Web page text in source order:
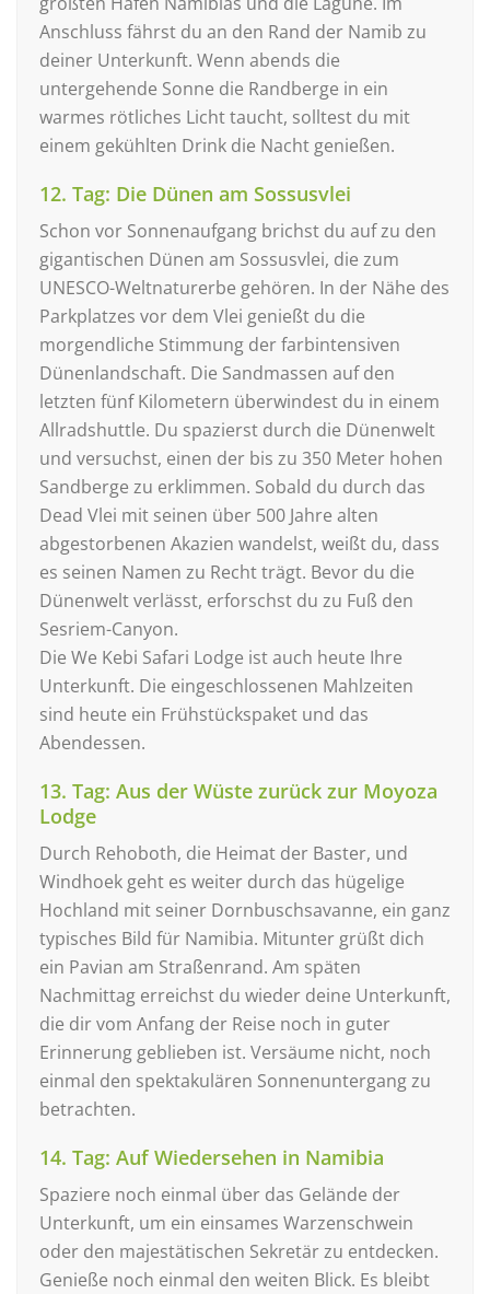
Anschluss fährst du an den Rand der Namib zu
deiner Unterkunft. Wenn abends die
untergehende Sonne die Randberge in ein
warmes rötliches Licht taucht, solltest du mit
einem gekühlten Drink die Nacht genießen.
12. Tag: Die Dünen am Sossusvlei
Schon vor Sonnenaufgang brichst du auf zu den
gigantischen Dünen am Sossusvlei, die zum
UNESCO-Weltnaturerbe gehören. In der Nähe des
Parkplatzes vor dem Vlei genießt du die
morgendliche Stimmung der farbintensiven
Dünenlandschaft. Die Sandmassen auf den
letzten fünf Kilometern überwindest du in einem
Allradshuttle. Du spazierst durch die Dünenwelt
und versuchst, einen der bis zu 350 Meter hohen
Sandberge zu erklimmen. Sobald du durch das
Dead Vlei mit seinen über 500 Jahre alten
abgestorbenen Akazien wandelst, weißt du, dass
es seinen Namen zu Recht trägt. Bevor du die
Dünenwelt verlässt, erforschst du zu Fuß den
Sesriem-Canyon.
Die We Kebi Safari Lodge ist auch heute Ihre
Unterkunft. Die eingeschlossenen Mahlzeiten
sind heute ein Frühstückspaket und das
Abendessen.
13. Tag: Aus der Wüste zurück zur Moyoza
Lodge
Durch Rehoboth, die Heimat der Baster, und
Windhoek geht es weiter durch das hügelige
Hochland mit seiner Dornbuschsavanne, ein ganz
typisches Bild für Namibia. Mitunter grüßt dich
ein Pavian am Straßenrand. Am späten
Nachmittag erreichst du wieder deine Unterkunft,
die dir vom Anfang der Reise noch in guter
Erinnerung geblieben ist. Versäume nicht, noch
einmal den spektakulären Sonnenuntergang zu
betrachten.
14. Tag: Auf Wiedersehen in Namibia
Spaziere noch einmal über das Gelände der
Unterkunft, um ein einsames Warzenschwein
oder den majestätischen Sekretär zu entdecken.
Genieße noch einmal den weiten Blick. Es bleibt